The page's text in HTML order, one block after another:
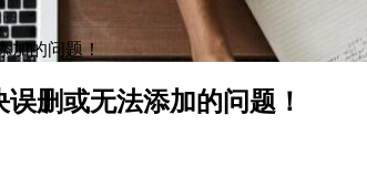
加的问题！
删或无法添加的问题！